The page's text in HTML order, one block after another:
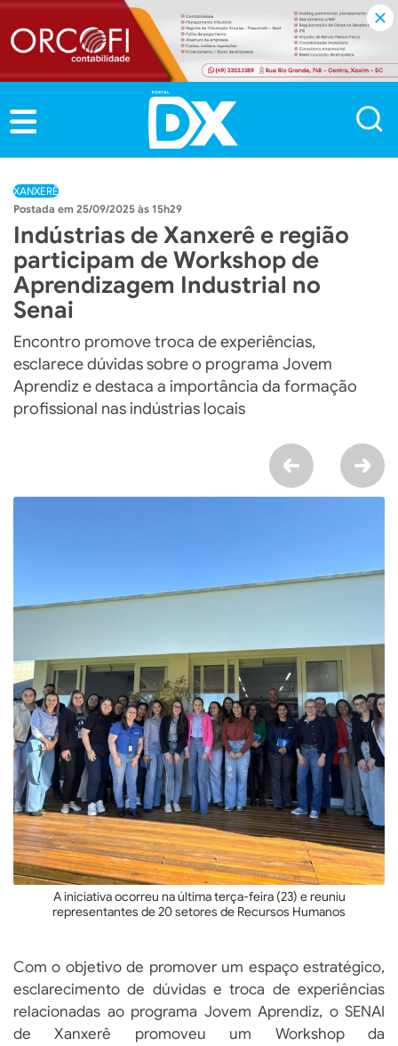
XANXERÊ
25/09/2025 às 15h29
Indústrias de Xanxerê e região
participam de Workshop de
Aprendizagem Industrial no
Senai
Encontro promove troca de experiências,
esclarece dúvidas sobre o programa Jovem
Aprendiz e destaca a importância da formação
profissional nas indústrias locais
A iniciativa ocorreu na última terça-feira (23) e reuniu
representantes de 20 setores de Recursos Humanos
Com o objetivo de promover um espaço estratégico,
esclarecimento de dúvidas e troca de experiências
relacionadas ao programa Jovem Aprendiz, o SENAI
de Xanxerê promoveu um Workshop da